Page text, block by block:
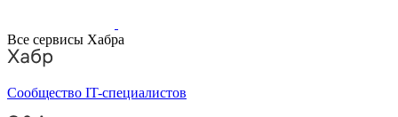
Все сервисы Хабра
Сообщество IT-специалистов